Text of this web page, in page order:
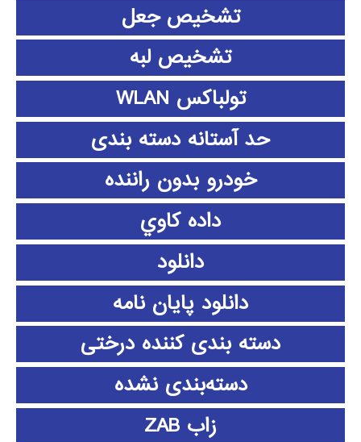
تشخیص جعل
تشخیص لبه
تولباکس WLAN
حد آستانه دسته بندی
خودرو بدون راننده
داده كاوي
دانلود
دانلود پايان نامه
دسته بندی کننده درختی
دسته‌بندی نشده
زاب ZAB